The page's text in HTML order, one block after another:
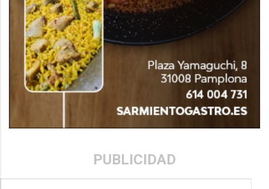
PUBLICIDAD